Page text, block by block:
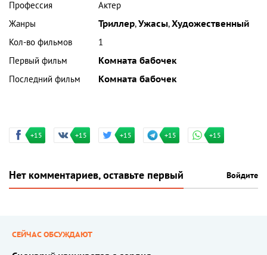
Профессия
Актер
Жанры
Триллер,Ужасы,Художественный
Кол-во фильмов
1
Первый фильм
Комната бабочек
Последний фильм
Комната бабочек
+15 +15 +15 +15 +15
Нет комментариев, оставьте первый Войдите
СЕЙЧАС ОБСУЖДАЮТ